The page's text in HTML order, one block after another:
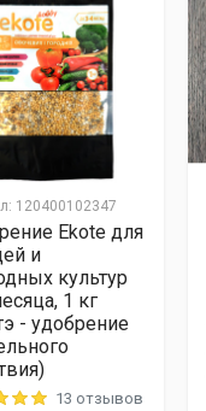
: 120400102347
Ekote для
и
культур
1 кг
- удобрение
5 out of 513 отзывов